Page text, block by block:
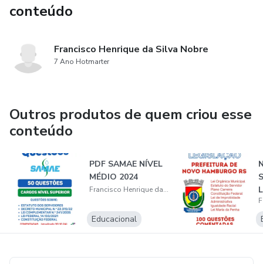
conteúdo
Francisco Henrique da Silva Nobre
7 Ano Hotmarter
Outros produtos de quem criou esse
conteúdo
PDF SAMAE NÍVEL
MÉDIO 2024
Francisco Henrique da Silva Nobre
Educacional